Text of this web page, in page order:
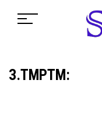
З.ТӨМӨРТӨМӨӨ: